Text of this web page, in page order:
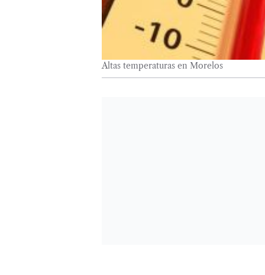
Altas temperaturas en Morelos